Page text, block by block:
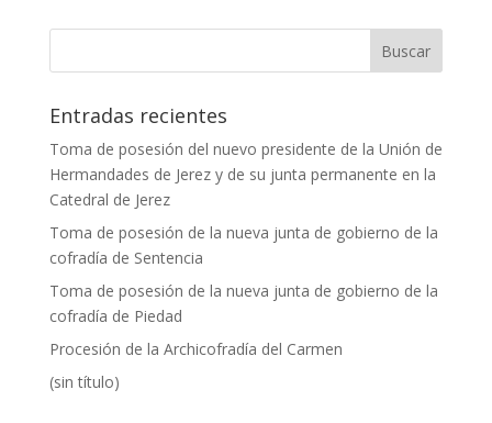
Entradas recientes
Toma de posesión del nuevo presidente de la Unión de
Hermandades de Jerez y de su junta permanente en la
Catedral de Jerez
Toma de posesión de la nueva junta de gobierno de la
cofradía de Sentencia
Toma de posesión de la nueva junta de gobierno de la
cofradía de Piedad
Procesión de la Archicofradía del Carmen
(sin título)